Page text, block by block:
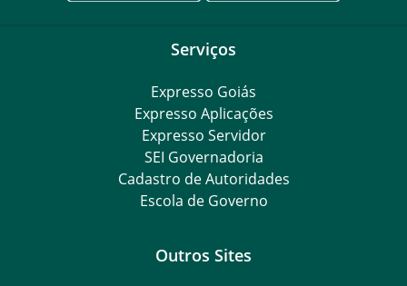
Serviços
Expresso Goiás
Expresso Aplicações
Expresso Servidor
SEI Governadoria
Cadastro de Autoridades
Escola de Governo
Outros Sites